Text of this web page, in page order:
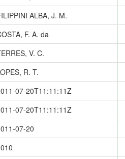
ALBA, J. M.
F. A. da
V. C.
R. T.
07-20T11:11:11Z
07-20T11:11:11Z
07-20